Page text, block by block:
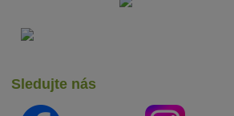
Sledujte nás